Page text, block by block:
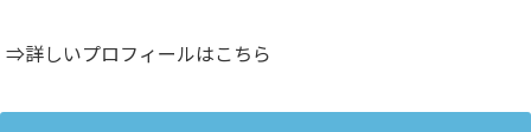
⇒詳しいプロフィールはこちら